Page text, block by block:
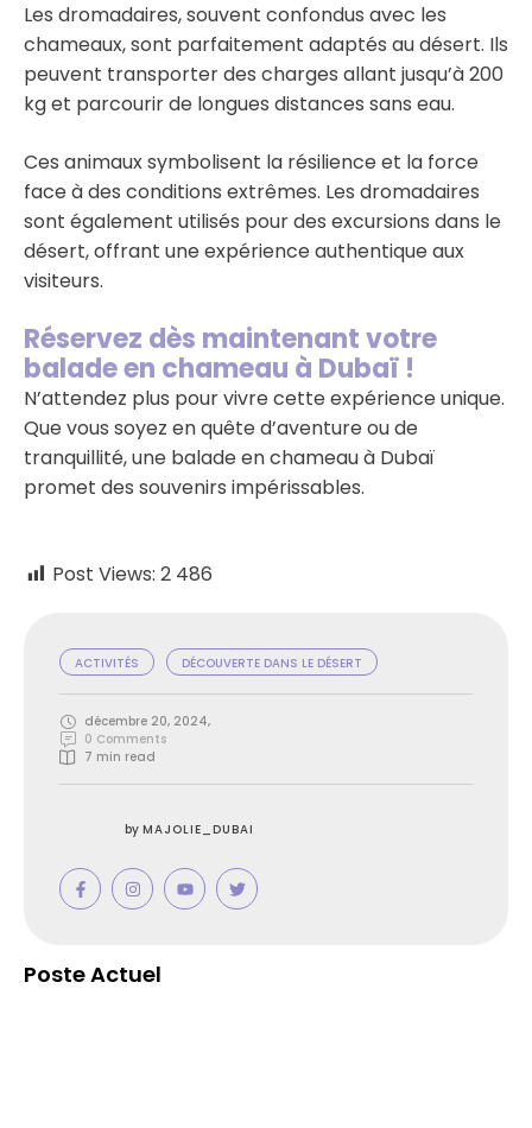
ACTIVITÉS DÉCOUVERTE DANS LE DÉSERT
décembre 20, 2024,
0 Comments
7 min read
by MAJOLIE_DUBAI
Poste Actuel
Les dromadaires, souvent confondus avec les
chameaux, sont parfaitement adaptés au désert. Ils
peuvent transporter des charges allant jusqu’à 200
kg et parcourir de longues distances sans eau.
Ces animaux symbolisent la résilience et la force
face à des conditions extrêmes. Les dromadaires
sont également utilisés pour des excursions dans le
désert, offrant une expérience authentique aux
visiteurs.
Réservez dès maintenant votre
balade en chameau à Dubaï !
N’attendez plus pour vivre cette expérience unique.
Que vous soyez en quête d’aventure ou de
tranquillité, une balade en chameau à Dubaï
promet des souvenirs impérissables.
Post Views: 2 486